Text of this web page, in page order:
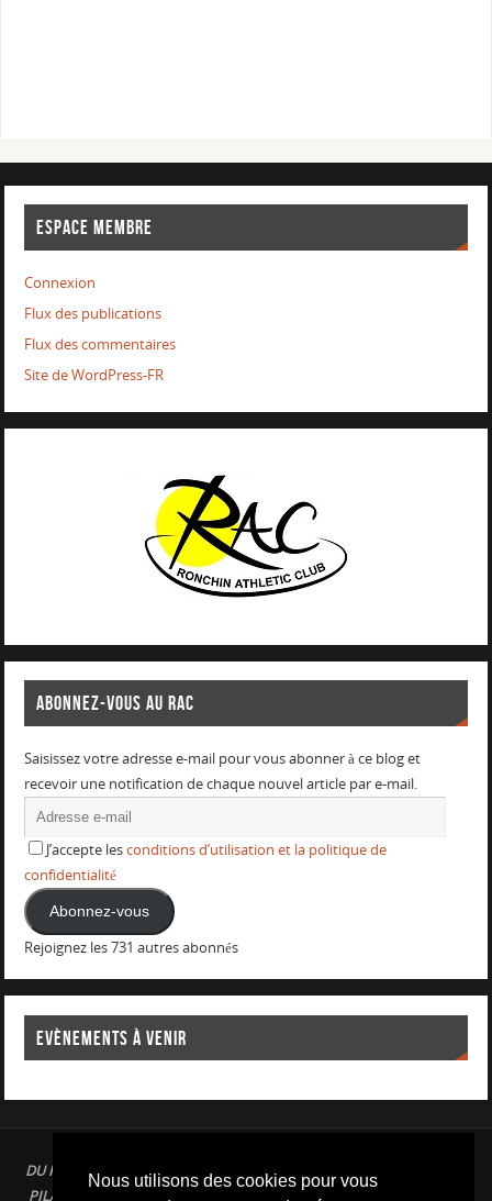
Nous utilisons des cookies pour vous
ESPACE MEMBRE
Connexion
Flux des publications
Flux des commentaires
Site de WordPress-FR
ABONNEZ-VOUS AU RAC
Saisissez votre adresse e-mail pour vous abonner à ce blog et
recevoir une notification de chaque nouvel article par e-mail.
J’accepte lesconditions d’utilisation et la politique de
confidentialité
Abonnez-vous
Rejoignez les 731 autres abonnés
EVÈNEMENTS À VENIR
DU PLAISIR DANS LE SPORT LOISIR A LA COMPETITION : AQUAGYM /
PILATES / STRETCHING / COURSE A PIED / NATATION / TRIATHLON /